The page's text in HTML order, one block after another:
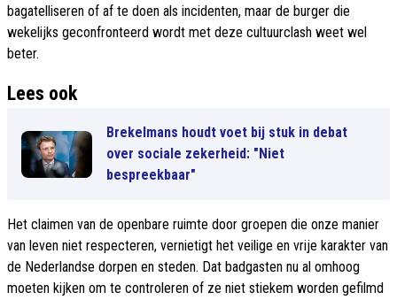
bagatelliseren of af te doen als incidenten, maar de burger die
wekelijks geconfronteerd wordt met deze cultuurclash weet wel
beter.
Lees ook
Brekelmans houdt voet bij stuk in debat
over sociale zekerheid: "Niet
bespreekbaar"
Het claimen van de openbare ruimte door groepen die onze manier
van leven niet respecteren, vernietigt het veilige en vrije karakter van
de Nederlandse dorpen en steden. Dat badgasten nu al omhoog
moeten kijken om te controleren of ze niet stiekem worden gefilmd